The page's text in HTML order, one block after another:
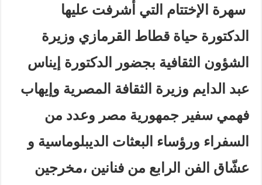
سهرة الإختتام التي أشرفت عليها
الدكتورة حياة قطاط القرمازي وزيرة
الشؤون الثقافية بجضور الدكتورة إيناس
عبد الدايم وزيرة الثقافة المصرية وإيهاب
فهمي سفير جمهورية مصر وعدد من
السفراء ورؤساء البعثات الديبلوماسية و
عشّاق الفن الرابع من فنانين ،مخرجين